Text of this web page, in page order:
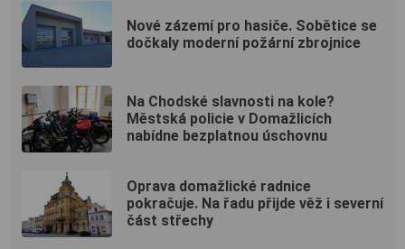
Nové zázemí pro hasiče. Sobětice se
dočkaly moderní požární zbrojnice
Na Chodské slavnosti na kole?
Městská policie v Domažlicích
nabídne bezplatnou úschovnu
Oprava domažlické radnice
pokračuje. Na řadu přijde věž i severní
část střechy